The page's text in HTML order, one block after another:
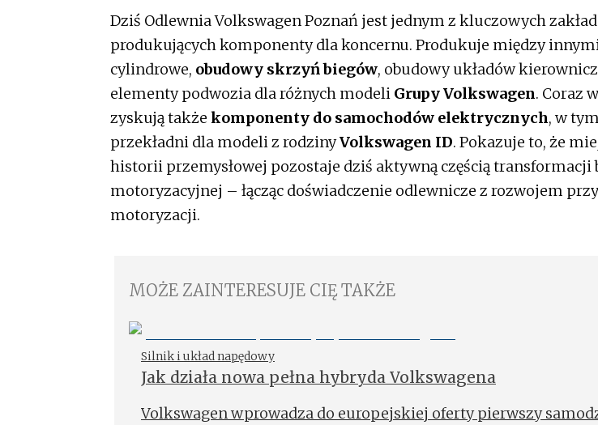
Dziś Odlewnia Volkswagen Poznań jest jednym z kluczowych
produkujących komponenty dla koncernu. Produkuje między
cylindrowe, obudowy skrzyń biegów, obudowy układów
elementy podwozia dla różnych modeli Grupy Volkswagen. Coraz
zyskują także komponenty do samochodów elektrycznych, w
przekładni dla modeli z rodzinyVolkswagen ID. Pokazuje to, że
historii przemysłowej pozostaje dziś aktywną częścią transformacji
motoryzacyjnej – łącząc doświadczenie odlewnicze z rozwojem
motoryzacji.
MOŻE ZAINTERESUJE CIĘ TAKŻE
Silnik i układ napędowy
Jak działa nowa pełna hybryda Volkswagena
Volkswagen wprowadza do europejskiej oferty pierwszy